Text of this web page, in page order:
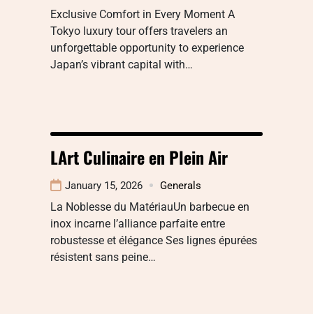
Exclusive Comfort in Every Moment A
Tokyo luxury tour offers travelers an
unforgettable opportunity to experience
Japan’s vibrant capital with…
LArt Culinaire en Plein Air
January 15, 2026 Generals
La Noblesse du MatériauUn barbecue en
inox incarne l’alliance parfaite entre
robustesse et élégance Ses lignes épurées
résistent sans peine…